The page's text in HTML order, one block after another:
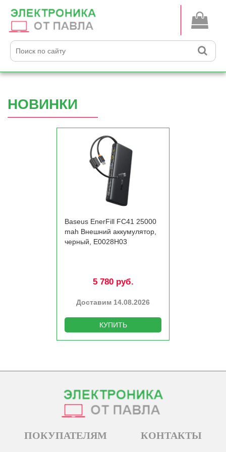
НОВИНКИ
Baseus EnerFill FC41 25000
mah Внешний аккумулятор,
черный, E0028H03
5 780 руб.
Доставим 14.08.2026
КУПИТЬ
ПОКУПАТЕЛЯМ КОНТАКТЫ